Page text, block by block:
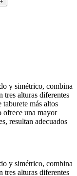
y simétrico, combina
tres alturas diferentes
más altos
ofrece una mayor
resultan adecuados
y simétrico, combina
tres alturas diferentes